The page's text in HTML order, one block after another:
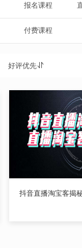
报名课程
付费课程
好评优先